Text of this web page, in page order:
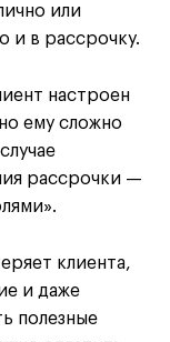
или
и в рассрочку.
настроен
ему сложно
рассрочки —
клиента,
и даже
полезные